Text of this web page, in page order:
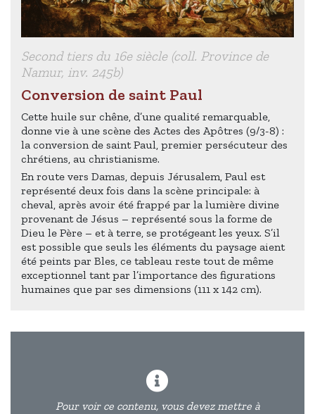
Second tiers du 16e siècle (coll. Province de
Namur, inv. 245b)
Conversion de saint Paul
Cette huile sur chêne, d’une qualité remarquable,
donne vie à une scène des Actes des Apôtres (9/3-8) :
la conversion de saint Paul, premier persécuteur des
chrétiens, au christianisme.
En route vers Damas, depuis Jérusalem, Paul est
représenté deux fois dans la scène principale: à
cheval, après avoir été frappé par la lumière divine
provenant de Jésus – représenté sous la forme de
Dieu le Père – et à terre, se protégeant les yeux. S’il
est possible que seuls les éléments du paysage aient
été peints par Bles, ce tableau reste tout de même
exceptionnel tant par l’importance des figurations
humaines que par ses dimensions (111 x 142 cm).
Pour voir ce contenu, vous devez mettre à